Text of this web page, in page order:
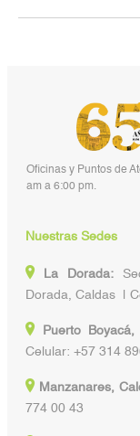
Oficinas y Puntos de
am a 6:00 pm.
Nuestras Sedes
La Dorada:
Dorada, Caldas |
Puerto Boyacá,
Celular: +57 314
Manzanares,
774 00 43